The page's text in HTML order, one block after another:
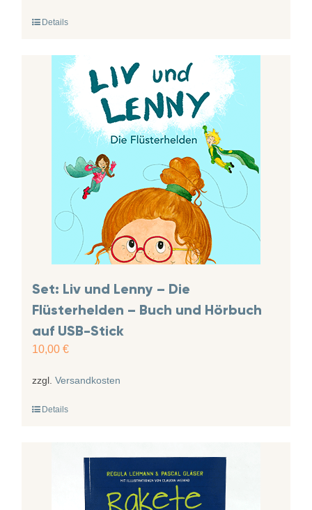
Details
Set: Liv und Lenny – Die
Flüsterhelden – Buch und Hörbuch
auf USB-Stick
10,00 €
zzgl. Versandkosten
Details